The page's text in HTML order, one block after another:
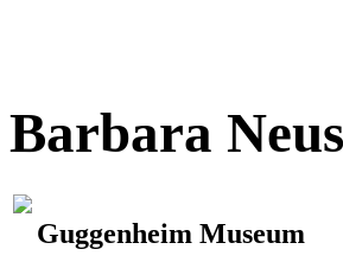
Barbara
Guggenheim Museum